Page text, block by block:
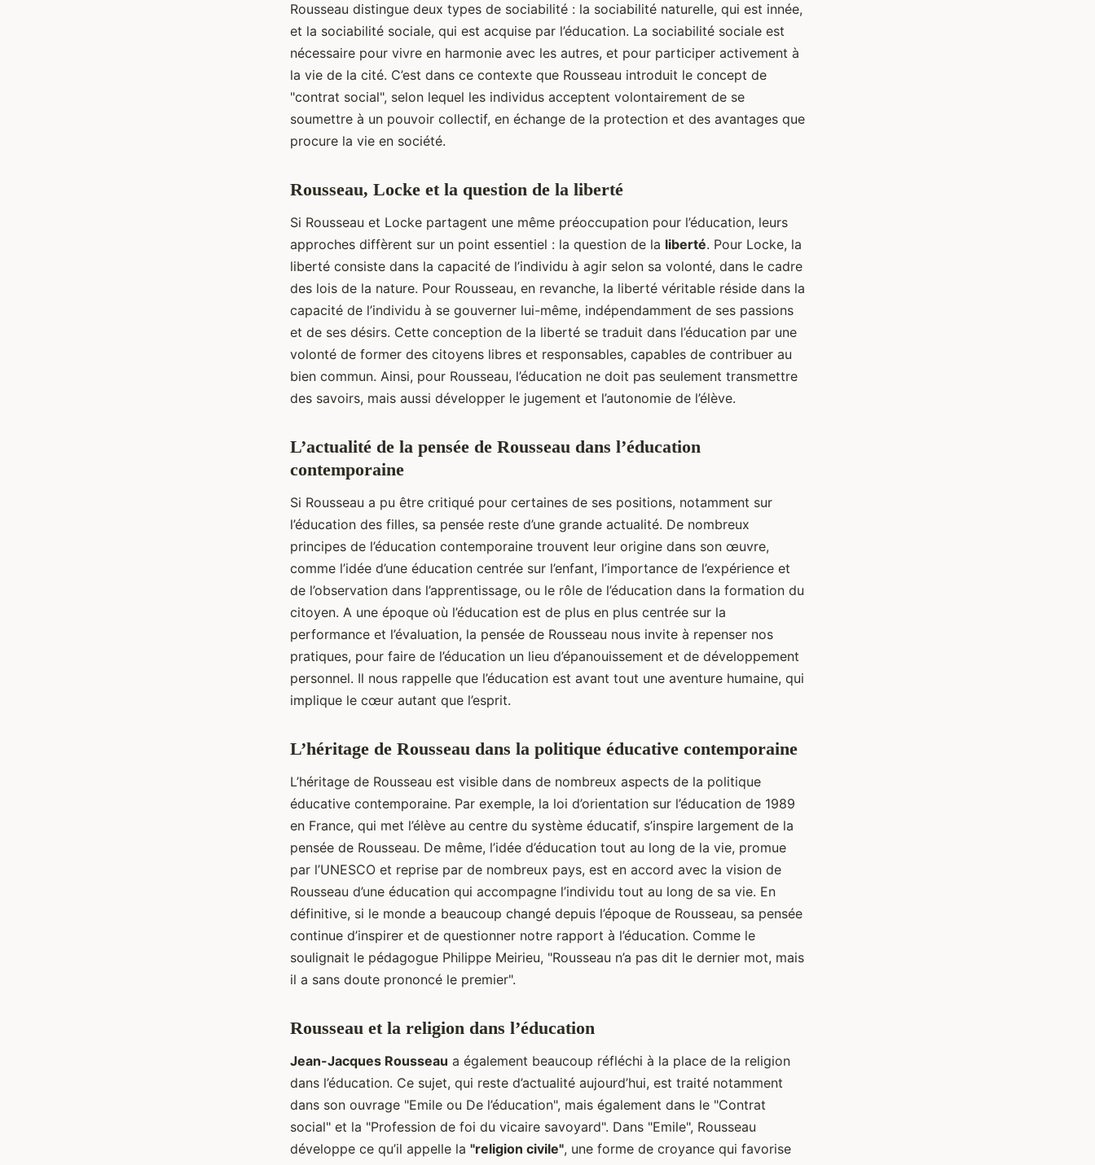
Rousseau distingue deux types de sociabilité : la sociabilité naturelle, qui est innée,
et la sociabilité sociale, qui est acquise par l’éducation. La sociabilité sociale est
nécessaire pour vivre en harmonie avec les autres, et pour participer activement à
la vie de la cité. C’est dans ce contexte que Rousseau introduit le concept de
"contrat social", selon lequel les individus acceptent volontairement de se
soumettre à un pouvoir collectif, en échange de la protection et des avantages que
procure la vie en société.
Rousseau, Locke et la question de la liberté
Si Rousseau et Locke partagent une même préoccupation pour l’éducation, leurs
approches diffèrent sur un point essentiel : la question de la liberté. Pour Locke, la
liberté consiste dans la capacité de l’individu à agir selon sa volonté, dans le cadre
des lois de la nature. Pour Rousseau, en revanche, la liberté véritable réside dans la
capacité de l’individu à se gouverner lui-même, indépendamment de ses passions
et de ses désirs. Cette conception de la liberté se traduit dans l’éducation par une
volonté de former des citoyens libres et responsables, capables de contribuer au
bien commun. Ainsi, pour Rousseau, l’éducation ne doit pas seulement transmettre
des savoirs, mais aussi développer le jugement et l’autonomie de l’élève.
L’actualité de la pensée de Rousseau dans l’éducation
contemporaine
Si Rousseau a pu être critiqué pour certaines de ses positions, notamment sur
l’éducation des filles, sa pensée reste d’une grande actualité. De nombreux
principes de l’éducation contemporaine trouvent leur origine dans son œuvre,
comme l’idée d’une éducation centrée sur l’enfant, l’importance de l’expérience et
de l’observation dans l’apprentissage, ou le rôle de l’éducation dans la formation du
citoyen. A une époque où l’éducation est de plus en plus centrée sur la
performance et l’évaluation, la pensée de Rousseau nous invite à repenser nos
pratiques, pour faire de l’éducation un lieu d’épanouissement et de développement
personnel. Il nous rappelle que l’éducation est avant tout une aventure humaine, qui
implique le cœur autant que l’esprit.
L’héritage de Rousseau dans la politique éducative contemporaine
L’héritage de Rousseau est visible dans de nombreux aspects de la politique
éducative contemporaine. Par exemple, la loi d’orientation sur l’éducation de 1989
en France, qui met l’élève au centre du système éducatif, s’inspire largement de la
pensée de Rousseau. De même, l’idée d’éducation tout au long de la vie, promue
par l’UNESCO et reprise par de nombreux pays, est en accord avec la vision de
Rousseau d’une éducation qui accompagne l’individu tout au long de sa vie. En
définitive, si le monde a beaucoup changé depuis l’époque de Rousseau, sa pensée
continue d’inspirer et de questionner notre rapport à l’éducation. Comme le
soulignait le pédagogue Philippe Meirieu, "Rousseau n’a pas dit le dernier mot, mais
il a sans doute prononcé le premier".
Rousseau et la religion dans l’éducation
Jean-Jacques Rousseau a également beaucoup réfléchi à la place de la religion
dans l’éducation. Ce sujet, qui reste d’actualité aujourd’hui, est traité notamment
dans son ouvrage "Emile ou De l’éducation", mais également dans le "Contrat
social" et la "Profession de foi du vicaire savoyard". Dans "Emile", Rousseau
développe ce qu’il appelle la "religion civile", une forme de croyance qui favorise